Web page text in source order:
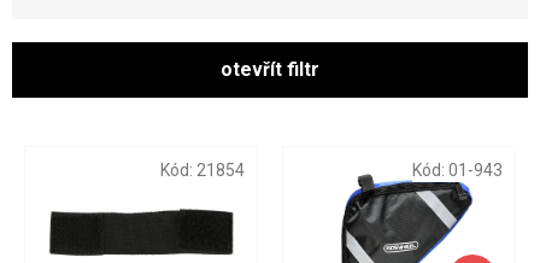
otevřít filtr
Kód: 21854 Kód: 01-943